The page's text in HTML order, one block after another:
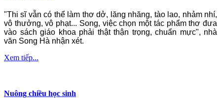
"Thi sĩ vẫn có thể làm thơ dở, lăng nhăng, tào lao, nhảm nhí,
vô thưởng, vô phạt... Song, việc chọn một tác phẩm thơ đưa
vào sách giáo khoa phải thật thận trọng, chuẩn mực", nhà
văn Song Hà nhận xét.
Xem tiếp...
Nuông chiều học sinh